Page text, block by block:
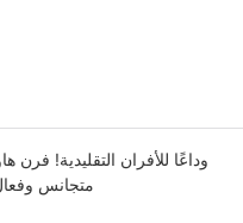
وداعًا للأفران التقليدية! فرن
متجانس